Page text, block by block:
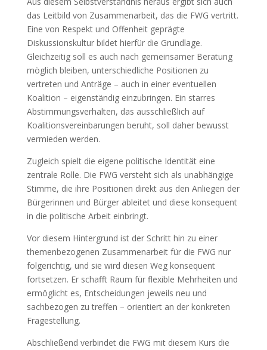
das Leitbild von Zusammenarbeit, das die FWG vertritt.
Eine von Respekt und Offenheit geprägte
Diskussionskultur bildet hierfür die Grundlage.
Gleichzeitig soll es auch nach gemeinsamer Beratung
möglich bleiben, unterschiedliche Positionen zu
vertreten und Anträge – auch in einer eventuellen
Koalition – eigenständig einzubringen. Ein starres
Abstimmungsverhalten, das ausschließlich auf
Koalitionsvereinbarungen beruht, soll daher bewusst
vermieden werden.
Zugleich spielt die eigene politische Identität eine
zentrale Rolle. Die FWG versteht sich als unabhängige
Stimme, die ihre Positionen direkt aus den Anliegen der
Bürgerinnen und Bürger ableitet und diese konsequent
in die politische Arbeit einbringt.
Vor diesem Hintergrund ist der Schritt hin zu einer
themenbezogenen Zusammenarbeit für die FWG nur
folgerichtig, und sie wird diesen Weg konsequent
fortsetzen. Er schafft Raum für flexible Mehrheiten und
ermöglicht es, Entscheidungen jeweils neu und
sachbezogen zu treffen – orientiert an der konkreten
Fragestellung.
Abschließend verbindet die FWG mit diesem Kurs die